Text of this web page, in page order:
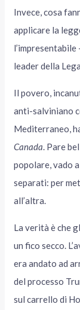
Invece, cosa
applicare la
l’impresentabile
leader della
Il povero,
anti-salviniano
Mediterraneo,
Canada. Pare
popolare, vado
separati: per
all’altra.
La verità è che
un fico secco.
era andato ad
del processo
sul carrello di